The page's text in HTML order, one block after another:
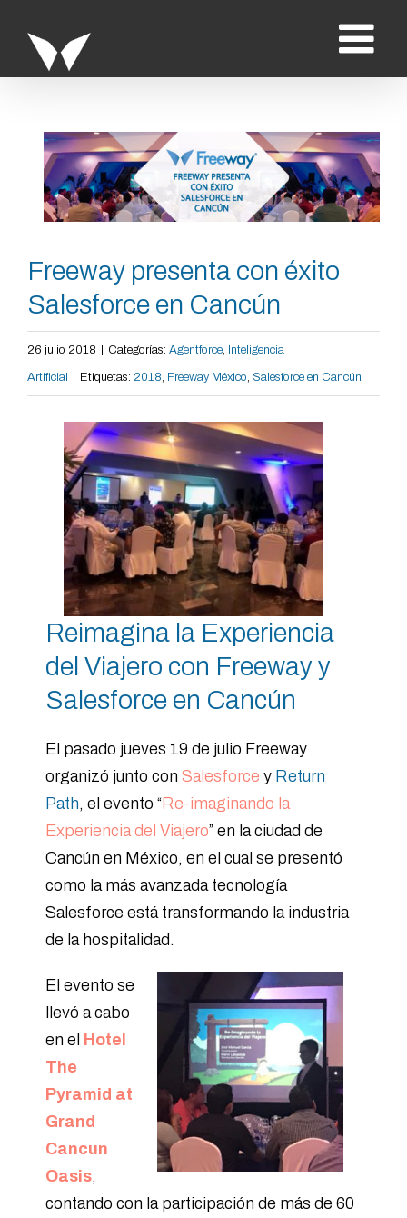
contenido
Ver
imagen
más
grande
Freeway presenta con éxito
Salesforce en Cancún
26 julio 2018 Categorías: Agentforce, Inteligencia
Artificial Etiquetas: 2018, Freeway México, Salesforce en Cancún
Reimagina la Experiencia
del Viajero con Freeway y
Salesforce en Cancún
El pasado jueves 19 de julio Freeway
organizó junto con Salesforce y Return
Path, el evento “Re-imaginando la
Experiencia del Viajero” en la ciudad de
Cancún en México, en el cual se presentó
como la más avanzada tecnología
Salesforce está transformando la industria
de la hospitalidad.
El evento se
llevó a cabo
en el Hotel
The
Pyramid at
Grand
Cancun
Oasis,
contando con la participación de más de 60